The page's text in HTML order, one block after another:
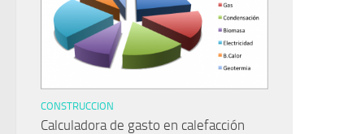
CONSTRUCCION
Calculadora de gasto en calefacción